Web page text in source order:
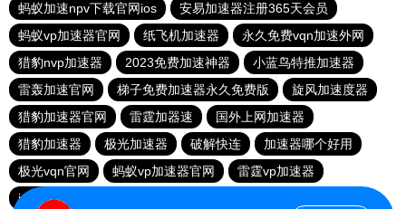
蚂蚁加速npv下载官网ios
安易加速器注册365天会员
蚂蚁vp加速器官网
纸飞机加速器
永久免费vqn加速外网
猎豹nvp加速器
2023免费加速神器
小蓝鸟特推加速器
雷轰加速官网
梯子免费加速器永久免费版
旋风加速度器
猎豹加速器官网
雷霆加器速
国外上网加速器
猎豹加速器
极光加速器 破解快连
加速器哪个好用
极光vqn官网
蚂蚁vp加速器官网
雷霆vp加速器
ios加速器